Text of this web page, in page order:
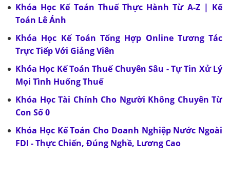
Khóa Học Kế Toán Thuế Thực Hành Từ A-Z | Kế
Toán Lê Ánh
Khóa Học Kế Toán Tổng Hợp Online Tương Tác
Trực Tiếp Với Giảng Viên
Khóa Học Kế Toán Thuế Chuyên Sâu - Tự Tin Xử Lý
Mọi Tình Huống Thuế
Khóa Học Tài Chính Cho Người Không Chuyên Từ
Con Số 0
Khóa Học Kế Toán Cho Doanh Nghiệp Nước Ngoài
FDI - Thực Chiến, Đúng Nghề, Lương Cao